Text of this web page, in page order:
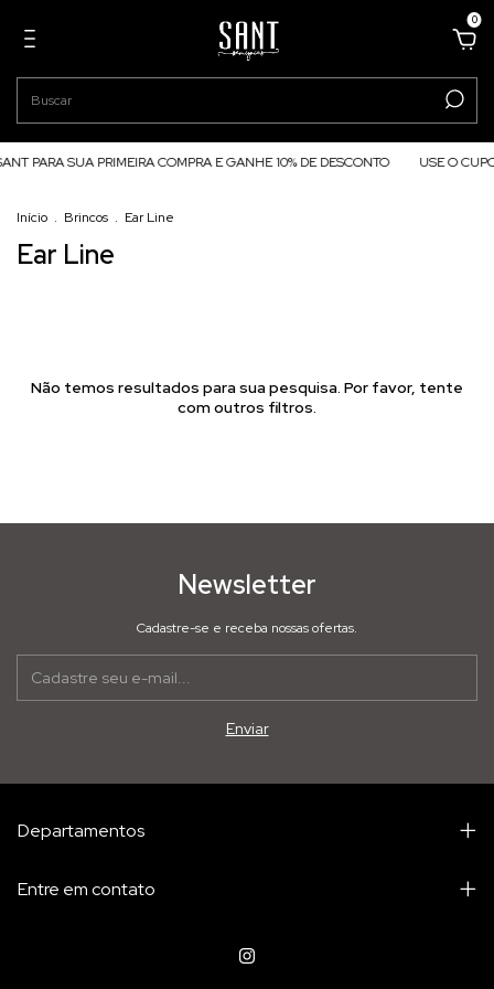
0
PARA SUA PRIMEIRA COMPRA E GANHE 10% DE DESCONTO USE O
Início . Brincos . Ear Line
Ear Line
Não temos resultados para sua pesquisa. Por favor, tente
com outros filtros.
Newsletter
Cadastre-se e receba nossas ofertas.
Departamentos
Entre em contato